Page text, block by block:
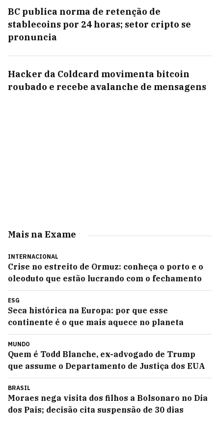
BC publica norma de retenção de
stablecoins por 24 horas; setor cripto se
pronuncia
Hacker da Coldcard movimenta bitcoin
roubado e recebe avalanche de mensagens
Mais na Exame
INTERNACIONAL
Crise no estreito de Ormuz: conheça o porto e o
oleoduto que estão lucrando com o fechamento
ESG
Seca histórica na Europa: por que esse
continente é o que mais aquece no planeta
MUNDO
Quem é Todd Blanche, ex-advogado de Trump
que assume o Departamento de Justiça dos EUA
BRASIL
Moraes nega visita dos filhos a Bolsonaro no Dia
dos Pais; decisão cita suspensão de 30 dias